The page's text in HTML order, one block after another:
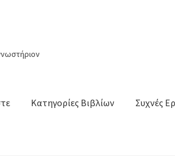
Κατηγορίες Βιβλίων Συχνές